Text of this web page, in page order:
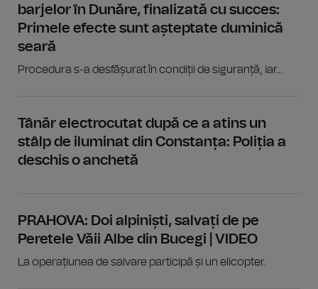
barjelor în Dunăre, finalizată cu succes:
Primele efecte sunt așteptate duminică
seară
Procedura s-a desfășurat în condiții de siguranță, iar...
Tânăr electrocutat după ce a atins un
stâlp de iluminat din Constanța: Poliția a
deschis o anchetă
PRAHOVA: Doi alpiniști, salvați de pe
Peretele Văii Albe din Bucegi | VIDEO
La operațiunea de salvare participă și un elicopter.